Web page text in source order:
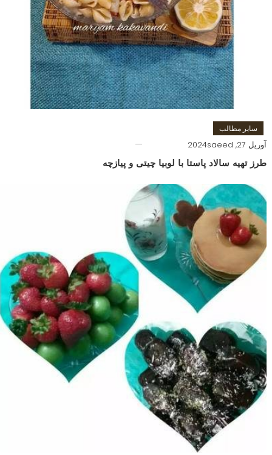
سایر مطالب
آوریل 27, 2024 saeed
طرز تهیه سالاد پاستا با لوبیا چیتی و پیازچه